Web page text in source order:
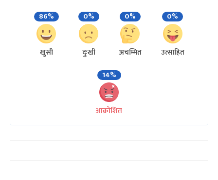
86%
खुसी
0%
दुःखी
0%
अचम्मित
0%
उत्साहित
14%
आक्रोशित